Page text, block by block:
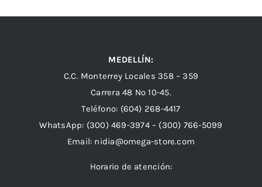
MEDELLÍN:
C.C. Monterrey Locales 358 – 359
Carrera 48 Nº 10-45.
Teléfono: (604) 268-4417
WhatsApp: (300) 469-3974 – (300) 766-5099
Email: nidia@omega-store.com
Horario de atención: